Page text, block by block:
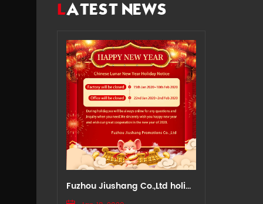
LATEST NEWS
Fuzhou Jiushang Co.,Ltd holiday notice